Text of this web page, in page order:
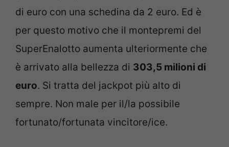
di euro con una schedina da 2 euro. Ed è
per questo motivo che il montepremi del
SuperEnalotto aumenta ulteriormente che
è arrivato alla bellezza di 303,5 milioni di
euro. Si tratta del jackpot più alto di
sempre. Non male per il/la possibile
fortunato/fortunata vincitore/ice.